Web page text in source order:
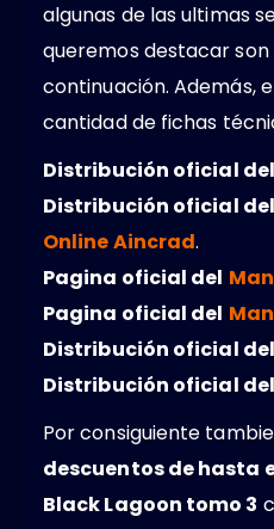
algunas de las ultimas
queremos destacar
continuación. Además,
cantidad de fichas
Distribución oficial del
Distribución oficial del
Online Aincrad.
Pagina oficial del
Pagina oficial del
Distribución oficial del
Distribución oficial del
Por consiguiente
descuentos de hasta
Black Lagoon tomo 3